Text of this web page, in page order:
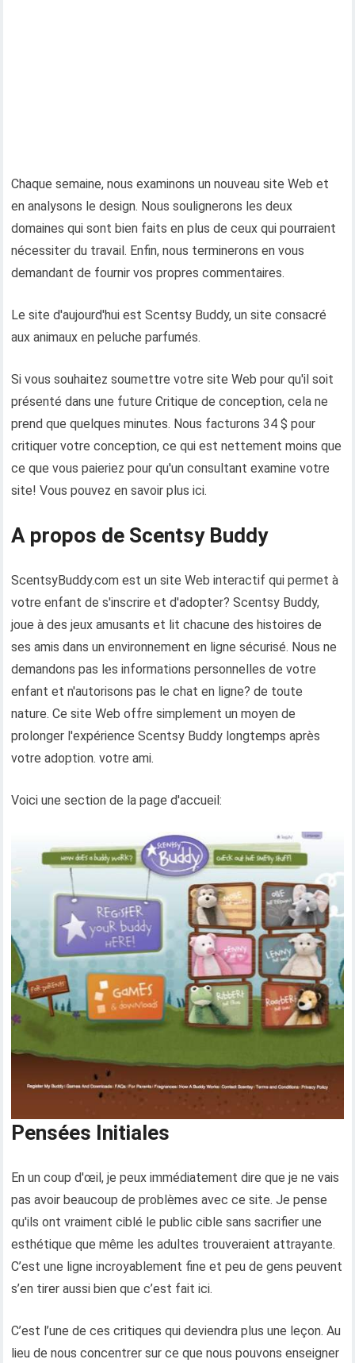
Chaque semaine, nous examinons un nouveau site Web et
en analysons le design. Nous soulignerons les deux
domaines qui sont bien faits en plus de ceux qui pourraient
nécessiter du travail. Enfin, nous terminerons en vous
demandant de fournir vos propres commentaires.
Le site d'aujourd'hui est Scentsy Buddy, un site consacré
aux animaux en peluche parfumés.
Si vous souhaitez soumettre votre site Web pour qu'il soit
présenté dans une future Critique de conception, cela ne
prend que quelques minutes. Nous facturons 34 $ pour
critiquer votre conception, ce qui est nettement moins que
ce que vous paieriez pour qu'un consultant examine votre
site! Vous pouvez en savoir plus ici.
A propos de Scentsy Buddy
ScentsyBuddy.com est un site Web interactif qui permet à
votre enfant de s'inscrire et d'adopter? Scentsy Buddy,
joue à des jeux amusants et lit chacune des histoires de
ses amis dans un environnement en ligne sécurisé. Nous ne
demandons pas les informations personnelles de votre
enfant et n'autorisons pas le chat en ligne? de toute
nature. Ce site Web offre simplement un moyen de
prolonger l'expérience Scentsy Buddy longtemps après
votre adoption. votre ami.
Voici une section de la page d'accueil:
Pensées Initiales
En un coup d'œil, je peux immédiatement dire que je ne vais
pas avoir beaucoup de problèmes avec ce site. Je pense
qu'ils ont vraiment ciblé le public cible sans sacrifier une
esthétique que même les adultes trouveraient attrayante.
C’est une ligne incroyablement fine et peu de gens peuvent
s’en tirer aussi bien que c’est fait ici.
C’est l’une de ces critiques qui deviendra plus une leçon. Au
lieu de nous concentrer sur ce que nous pouvons enseigner